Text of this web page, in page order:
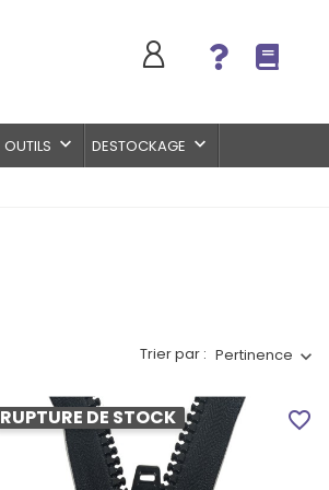
OUTILS keyboard_arrow_down DESTOCKAGE keyboard_arrow_down
Trier par : Pertinence
RUPTURE DE STOCK favorite_border